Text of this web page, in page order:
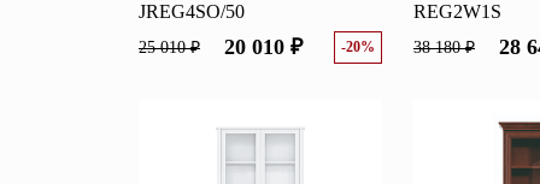
JREG4SO/50
25 010 ₽ 20 010 ₽ -20%
REG2W1S
38 180 ₽ 28